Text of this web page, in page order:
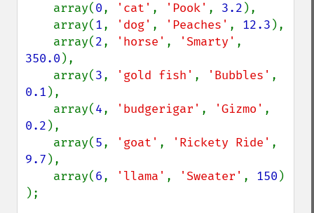
    array(
0, 'cat' , 'Pook' , 3.2 ),
    array(
1, 'dog' , 'Peaches' , 12.3 ),
    array(
2, 'horse' , 'Smarty'
350.0 ),
    array(
3, 'gold fish' , 'Bubbles'
0.1 ),
    array(
4, 'budgerigar' , 'Gizmo'
0.2 ),
    array(
5, 'goat' , 'Rickety Ride'
9.7 ),
    array(
6, 'llama' , 'Sweater' , 150 )
);